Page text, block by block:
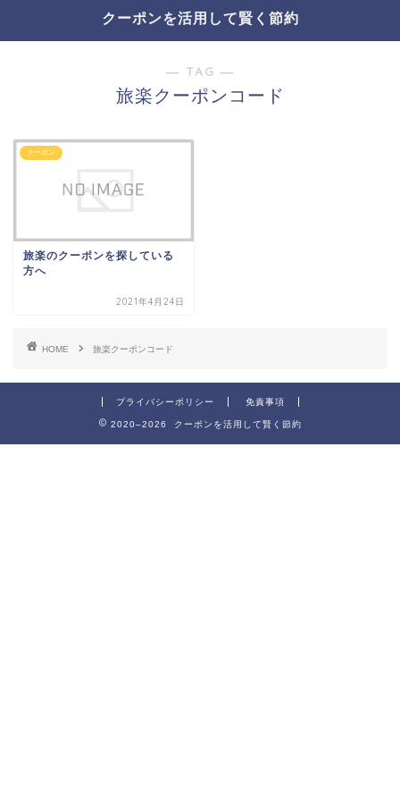
クーポンを活用して賢く節約
― TAG ―
旅楽クーポンコード
クーポン
旅楽のクーポンを探している
方へ
2021年4月24日
HOME 旅楽クーポンコード
プライバシーポリシー 免責事項
2020–2026 クーポンを活用して賢く節約